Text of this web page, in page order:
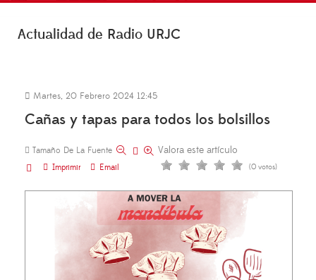
Actualidad de Radio URJC
Martes, 20 Febrero 2024 12:45
Cañas y tapas para todos los bolsillos
Tamaño De La Fuente
Imprimir
Email
Valora este artículo
(0 votos)